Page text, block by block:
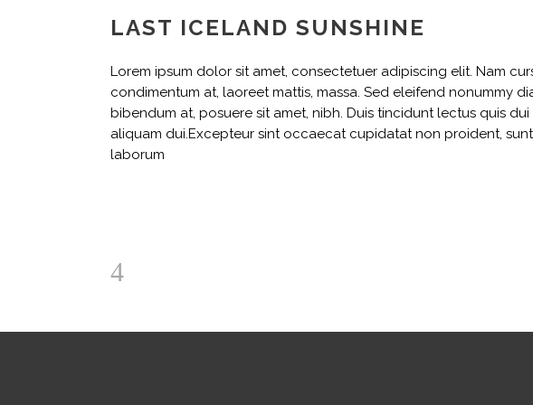
LAST ICELAND SUNSHINE
Lorem ipsum dolor sit amet, consectetuer adipiscing elit. Nam
condimentum at, laoreet mattis, massa. Sed eleifend nonummy
bibendum at, posuere sit amet, nibh. Duis tincidunt lectus quis
aliquam dui.Excepteur sint occaecat cupidatat non proident,
laborum